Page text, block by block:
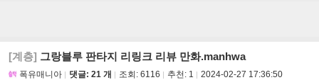
[계층] 그랑블루 판타지 리링크 리뷰 만화.manhwa
폭유매니아 댓글: 21 개 조회: 6116 추천: 1 2024-02-27 17:36:50